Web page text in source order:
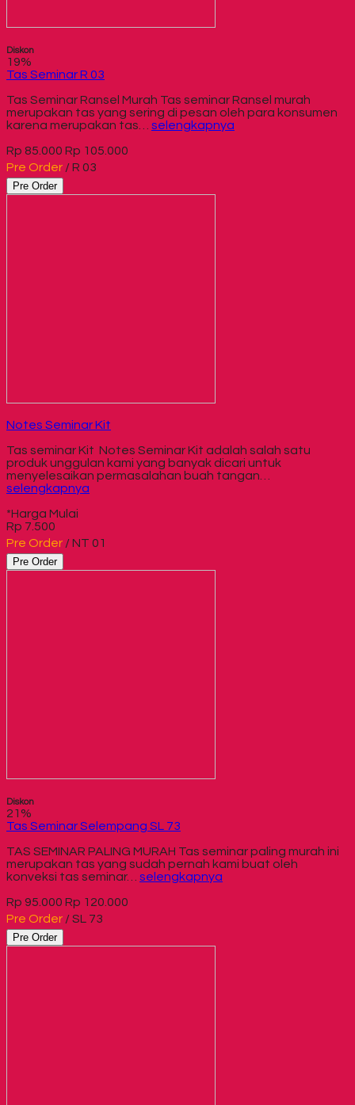
Diskon
19%
Tas Seminar R 03
Tas Seminar Ransel Murah Tas seminar Ransel murah
merupakan tas yang sering di pesan oleh para konsumen
karena merupakan tas… selengkapnya
Rp 85.000 Rp 105.000
Pre Order / R 03
Pre Order
Notes Seminar Kit
Tas seminar Kit Notes Seminar Kit adalah salah satu
produk unggulan kami yang banyak dicari untuk
menyelesaikan permasalahan buah tangan…
selengkapnya
*Harga Mulai
Rp 7.500
Pre Order / NT 01
Pre Order
Diskon
21%
Tas Seminar Selempang SL 73
TAS SEMINAR PALING MURAH Tas seminar paling murah ini
merupakan tas yang sudah pernah kami buat oleh
konveksi tas seminar… selengkapnya
Rp 95.000 Rp 120.000
Pre Order / SL 73
Pre Order